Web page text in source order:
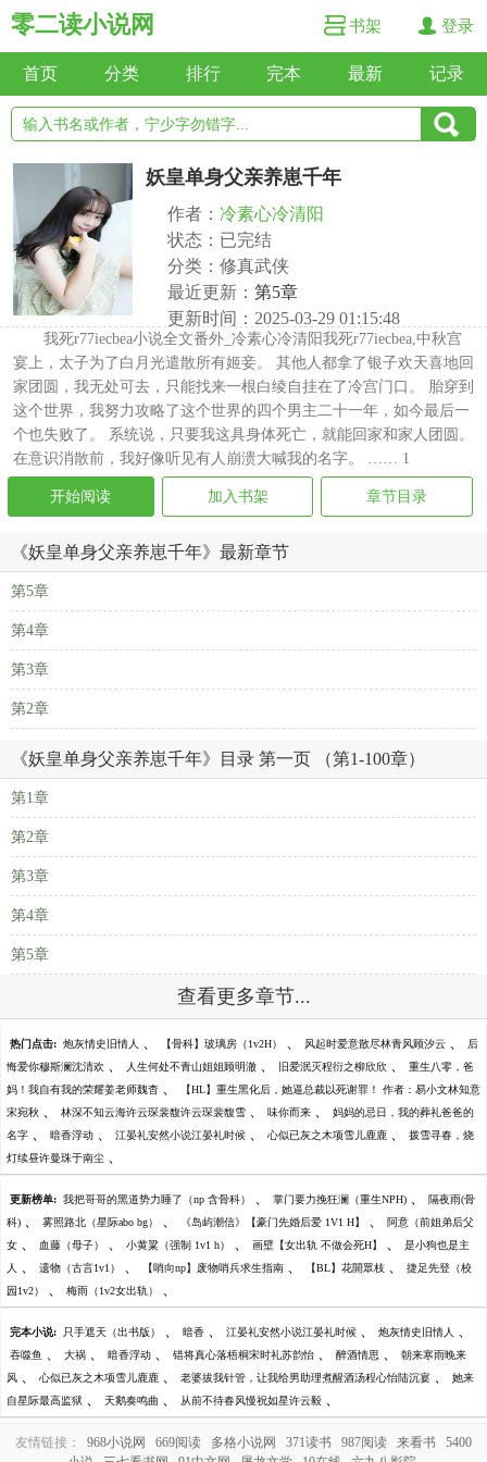
零二读小说网 书架 登录
首页 分类 排行 完本 最新 记录
妖皇单身父亲养崽千年
作者： 冷素心冷清阳
状态：已完结
分类：修真武侠
最近更新： 第5章
更新时间：2025-03-29 01:15:48
我死r77iecbea小说全文番外_冷素心冷清阳我死r77iecbea,中秋宫
宴上，太子为了白月光遣散所有姬妾。 其他人都拿了银子欢天喜地回
家团圆，我无处可去，只能找来一根白绫自挂在了冷宫门口。 胎穿到
这个世界，我努力攻略了这个世界的四个男主二十一年，如今最后一
个也失败了。 系统说，只要我这具身体死亡，就能回家和家人团圆。
在意识消散前，我好像听见有人崩溃大喊我的名字。 …… 1
开始阅读 加入书架 章节目录
《妖皇单身父亲养崽千年》最新章节
第5章
第4章
第3章
第2章
《妖皇单身父亲养崽千年》目录 第一页 （第1-100章）
第1章
第2章
第3章
第4章
第5章
查看更多章节...
热门点击: 炮灰情史旧情人 、 【骨科】玻璃房（1v2H） 、 风起时爱意散尽林青风顾汐云 、 后
悔爱你穆斯澜沈清欢 、 人生何处不青山姐姐顾明澈 、 旧爱泯灭程衍之柳欣欣 、 重生八零，爸
妈！我自有我的荣耀姜老师魏杳 、 【HL】重生黑化后，她逼总裁以死谢罪！ 作者：易小文林知意
宋宛秋 、 林深不知云海许云琛裴馥许云琛裴馥雪 、 味你而来 、 妈妈的忌日，我的葬礼爸爸的
名字 、 暗香浮动 、 江晏礼安然小说江晏礼时候 、 心似已灰之木项雪儿鹿鹿 、 拨雪寻春，烧
灯续昼许曼珠于南尘 、
更新榜单: 我把哥哥的黑道势力睡了（np 含骨科） 、 掌门要力挽狂澜（重生NPH) 、 隔夜雨(骨
科) 、 雾照路北（星际abo bg） 、 《岛屿潮信》【豪门先婚后爱 1V1 H】 、 阿意（前姐弟后父
女 、 血藤（母子） 、 小黄粱（强制 1v1 h） 、 画壁【女出轨 不做会死H】 、 是小狗也是主
人 、 遗物（古言1v1） 、 【哨向np】废物哨兵求生指南 、 【BL】花開眾枝 、 捷足先登（校
园1v2） 、 梅雨（1v2女出轨） 、
完本小说: 只手遮天（出书版） 、 暗香 、 江晏礼安然小说江晏礼时候 、 炮灰情史旧情人 、
吞噬鱼 、 大祸 、 暗香浮动 、 错将真心落梧桐宋时礼苏韵怡 、 醉酒情思 、 朝来寒雨晚来
风 、 心似已灰之木项雪儿鹿鹿 、 老婆拔我针管，让我给男助理煮醒酒汤程心怡陆沉宴 、 她来
自星际最高监狱 、 天鹅奏鸣曲 、 从前不待春风慢祝如星许云毅 、
友情链接： 968小说网 669阅读 多格小说网 371读书 987阅读 来看书
5400